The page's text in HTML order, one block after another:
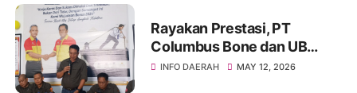
Rayakan Prestasi, PT
Columbus Bone dan UB
Parepare Bagikan Bonus
INFO DAERAH MAY 12, 2026